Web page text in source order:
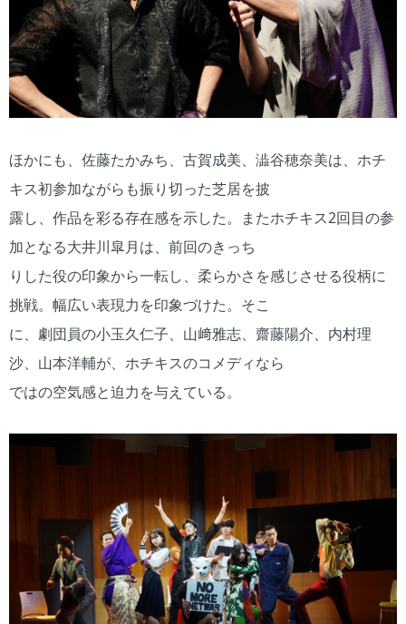
ほかにも、佐藤たかみち、古賀成美、澁谷穂奈美は、ホチ
キス初参加ながらも振り切った芝居を披
露し、作品を彩る存在感を示した。またホチキス2回目の参
加となる大井川皐月は、前回のきっち
りした役の印象から一転し、柔らかさを感じさせる役柄に
挑戦。幅広い表現力を印象づけた。そこ
に、劇団員の小玉久仁子、山﨑雅志、齋藤陽介、内村理
沙、山本洋輔が、ホチキスのコメディなら
ではの空気感と迫力を与えている。